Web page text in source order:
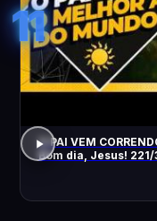
11
O PAI VEM
Bom dia, Jesus!